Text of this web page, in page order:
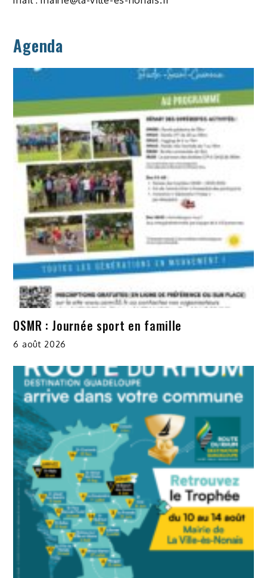
Agenda
OSMR : Journée sport en famille
6 août 2026